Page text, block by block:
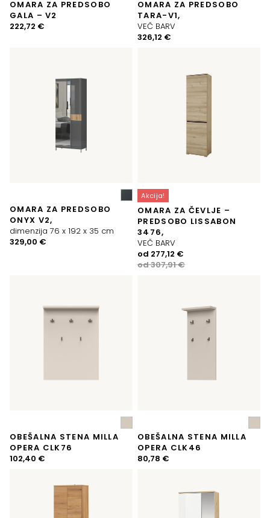
OMARA ZA PREDSOBO
GALA – V2
222,72 €
OMARA ZA PREDSOBO
TARA-V1,
VEČ BARV
326,12 €
OMARA ZA PREDSOBO
ONYX V2,
dimenzija 76 x 192 x 35 cm
329,00 €
Akcija!
OMARA ZA ČEVLJE –
PREDSOBO LISSABON
3476,
VEČ BARV
od307,91€
Izvirna
cena
od 277,12 €
Trenutna
cena
OBEŠALNA STENA MILLA
OPERA CLK76
102,40 €
OBEŠALNA STENA MILLA
OPERA CLK46
80,78 €